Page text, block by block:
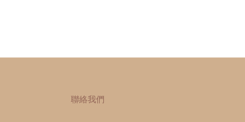
聯絡我們